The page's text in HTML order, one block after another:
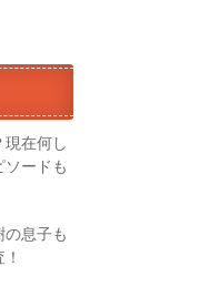
現在何し
ソードも
の息子も